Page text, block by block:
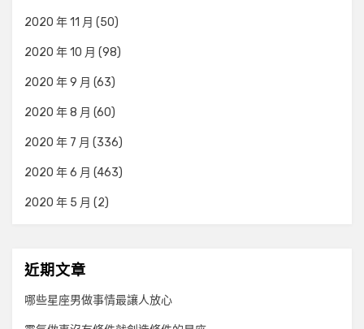
2020 年 11 月 (50)
2020 年 10 月 (98)
2020 年 9 月 (63)
2020 年 8 月 (60)
2020 年 7 月 (336)
2020 年 6 月 (463)
2020 年 5 月 (2)
近期文章
哪些星座男做事情最讓人放心